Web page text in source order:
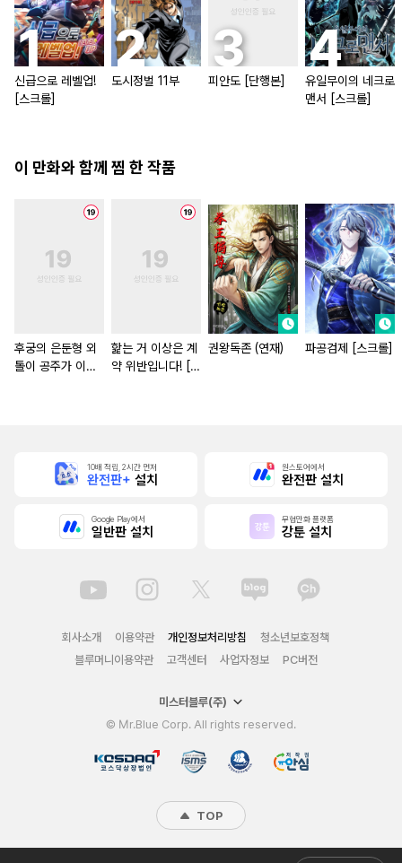
신급으로 레벨업!
[스크롤]
도시정벌 11부 피안도 [단행본]
유일무이의 네크로
맨서 [스크롤]
이 만화와 함께 찜 한 작품
후궁의 은둔형 외
톨이 공주가 이번
핥는 거 이상은 계
약 위반입니다! [단
권왕독존 (연재) 파공검제 [스크롤]
10배 적립, 2시간 먼저
완전판+ 설치
원스토어에서
완전판 설치
Google Play에서
일반판 설치
무협만화 플랫폼
강툰 설치
회사소개 이용약관 개인정보처리방침
청소년보호정책
블루머니이용약관
고객센터 사업자정보 PC버전
미스터블루(주)
© Mr.Blue Corp. All rights reserved.
TOP